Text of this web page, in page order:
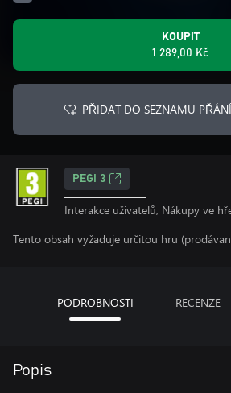
KOUPIT
1 289,00 Kč
PŘIDAT DO SEZNAMU PŘÁNÍ
PEGI 3
Interakce uživatelů, Nákupy ve
Tento obsah vyžaduje určitou hru
PODROBNOSTI RECENZE
Popis